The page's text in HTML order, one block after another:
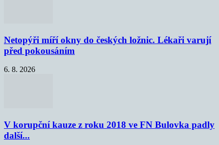
Netopýři míří okny do českých ložnic. Lékaři varují
před pokousáním
6. 8. 2026
V korupční kauze z roku 2018 ve FN Bulovka padly
další...